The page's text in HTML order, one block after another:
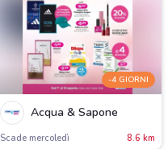
-4 GIORNI
Acqua & Sapone
Scade mercoledì 8.6 km